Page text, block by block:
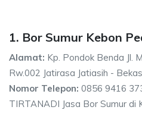
1. Bor Sumur Kebon
Alamat: Kp. Pondok Benda Jl.
Rw.002 Jatirasa Jatiasih -
Nomor Telepon: 0856 9416
TIRTANADI Jasa Bor Sumur di